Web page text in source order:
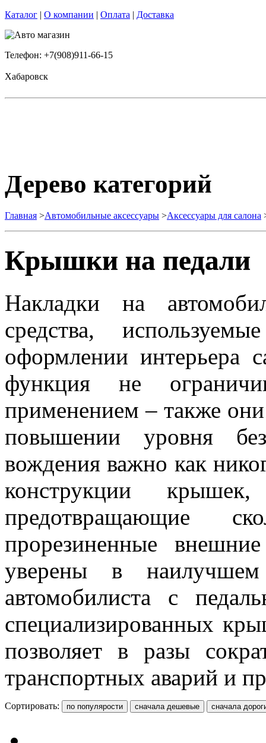
Каталог | О компании | Оплата | Доставка
Телефон: +7(908)911-66-15
Хабаровск
Дерево категорий
Главная >Автомобильные аксессуары >Аксессуары для салона
Крышки на педали
Накладки на
средства,
оформлении интерьера
функция не
применением – также
повышении уровня
вождения важно как
конструкции
предотвращающие
прорезиненные
уверены в
автомобилиста с
специализированных
позволяет в разы
транспортных аварий и
Сортировать: